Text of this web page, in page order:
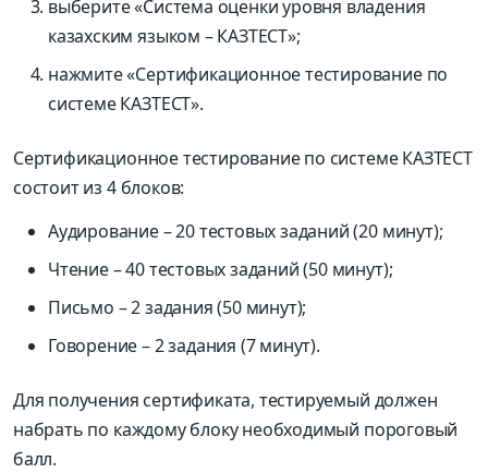
выберите «Система оценки уровня владения
казахским языком – КАЗТЕСТ»;
нажмите «Сертификационное тестирование по
системе КАЗТЕСТ».
Сертификационное тестирование по системе КАЗТЕСТ
состоит из 4 блоков:
Аудирование – 20 тестовых заданий (20 минут);
Чтение – 40 тестовых заданий (50 минут);
Письмо – 2 задания (50 минут);
Говорение – 2 задания (7 минут).
Для получения сертификата, тестируемый должен
набрать по каждому блоку необходимый пороговый
балл.